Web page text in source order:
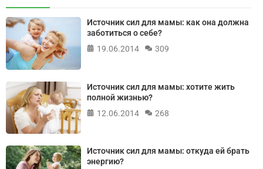
Источник сил для мамы: как она должна
заботиться о себе?
19.06.2014
309
Источник сил для мамы: хотите жить
полной жизнью?
12.06.2014
268
Источник сил для мамы: откуда ей брать
энергию?